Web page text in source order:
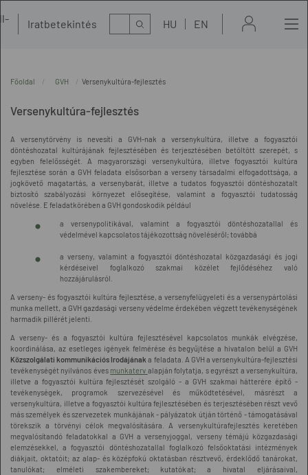
Iratbetekintés Kereső HU EN
Főoldal GVH Versenykultúra-fejlesztés
Versenykultúra-fejlesztés
A versenytörvény is nevesíti a GVH-nak a versenykultúra, illetve a fogyasztói
döntéshozatal kultúrájának fejlesztésében és terjesztésében betöltött szerepét, s
egyben felelősségét. A magyarországi versenykultúra, illetve fogyasztói kultúra
fejlesztése során a GVH feladata elsősorban a verseny társadalmi elfogadottsága, a
jogkövető magatartás, a versenybarát, illetve a tudatos fogyasztói döntéshozatalt
biztosító szabályozási környezet elősegítése, valamint a fogyasztói tudatosság
növelése. E feladatkörében a GVH gondoskodik például
a versenypolitikával, valamint a fogyasztói döntéshozatallal és
védelmével kapcsolatos tájékozottság növeléséről; továbbá
a verseny, valamint a fogyasztói döntéshozatal közgazdasági és jogi
kérdéseivel foglalkozó szakmai közélet fejlődéséhez való
hozzájárulásról.
A verseny- és fogyasztói kultúra fejlesztése, a versenyfelügyeleti és a versenypártolási
munka mellett, a GVH gazdasági verseny védelme érdekében végzett tevékenységének
harmadik pillérét jelenti.
A verseny- és a fogyasztói kultúra fejlesztésével kapcsolatos munkák elvégzése,
koordinálása, az esetleges igények felmérése és begyűjtése a hivatalon belül a GVH
Közszolgálati kommunikációs Irodájánaka feladata. A GVH a versenykultúra-fejlesztési
tevékenységét nyilvános éves munkaterv alapján folytatja, s egyrészt a versenykultúra,
illetve a fogyasztói kultúra fejlesztését szolgáló - a GVH szakmai hátterére építő -
tevékenységek, programok szervezésével és működtetésével, másrészt a
versenykultúra, illetve a fogyasztói kultúra fejlesztésében és terjesztésében részt vevő
más személyek és szervezetek munkájának - pályázatok útján történő - támogatásával
törekszik a törvényi célok megvalósítására. A versenykultúrafejlesztés keretében
megvalósítandó feladatokkal a GVH a versenyjoggal, verseny témájú közgazdasági
elemzésekkel, a fogyasztói döntéshozatallal foglalkozó felsőoktatási intézmények
diákjait, oktatóit; az alap- és középfokú oktatásban résztvevő, érdeklődő tanárokat,
tanulókat; elméleti szakembereket; kutatókat; a hivatal eljárásaival,